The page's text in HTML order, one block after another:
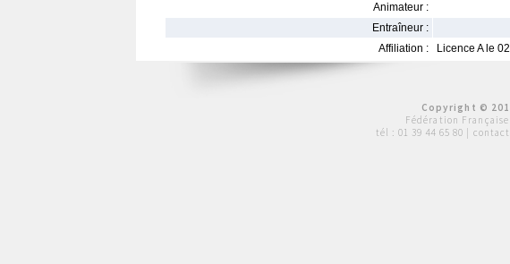
Animateur :
Entraîneur :
Affiliation :
Licence A le
Copyright ©
Fédération Française
tél : 01 39 44 65 80 |